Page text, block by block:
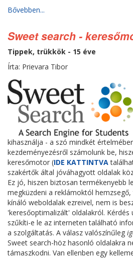
Bővebben...
Sweet search -
Tippek, trükkök - 15 éve
Írta: Prievara Tibor
kihasználja - a szó mindkét
kezdeményezésről számolunk be,
keresőmotor (IDE KATTINTVA
szakértők által jóváhagyott oldalak
Ez jó, hiszen biztosan termékenyebb
megküzdeni a reklámoktól
kínáló weboldalak ezreivel, nem is
'keresőoptimalizált' oldalakról.
szűkíti-e le az interneten található
a szolgáltatás. A válasz valószínűleg
Sweet search-höz hasonló oldalakra
támaszkodni. Van ellenben egy